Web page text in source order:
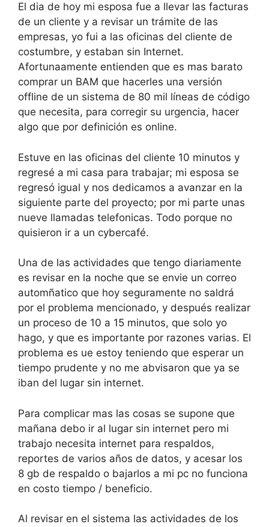
El dia de hoy mi esposa fue a llevar las facturas
de un cliente y a revisar un trámite de las
empresas, yo fui a las oficinas del cliente de
costumbre, y estaban sin Internet.
Afortunaamente entienden que es mas barato
comprar un BAM que hacerles una versión
offline de un sistema de 80 mil líneas de código
que necesita, para corregir su urgencia, hacer
algo que por definición es online.
Estuve en las oficinas del cliente 10 minutos y
regresé a mi casa para trabajar; mi esposa se
regresó igual y nos dedicamos a avanzar en la
siguiente parte del proyecto; por mi parte unas
nueve llamadas telefonicas. Todo porque no
quisieron ir a un cybercafé.
Una de las actividades que tengo diariamente
es revisar en la noche que se envie un correo
automñatico que hoy seguramente no saldrá
por el problema mencionado, y después realizar
un proceso de 10 a 15 minutos, que solo yo
hago, y que es importante por razones varias. El
problema es ue estoy teniendo que esperar un
tiempo prudente y no me abvisaron que ya se
iban del lugar sin internet.
Para complicar mas las cosas se supone que
mañana debo ir al lugar sin internet pero mi
trabajo necesita internet para respaldos,
reportes de varios años de datos, y acesar los
8 gb de respaldo o bajarlos a mi pc no funciona
en costo tiempo / beneficio.
Al revisar en el sistema las actividades de los